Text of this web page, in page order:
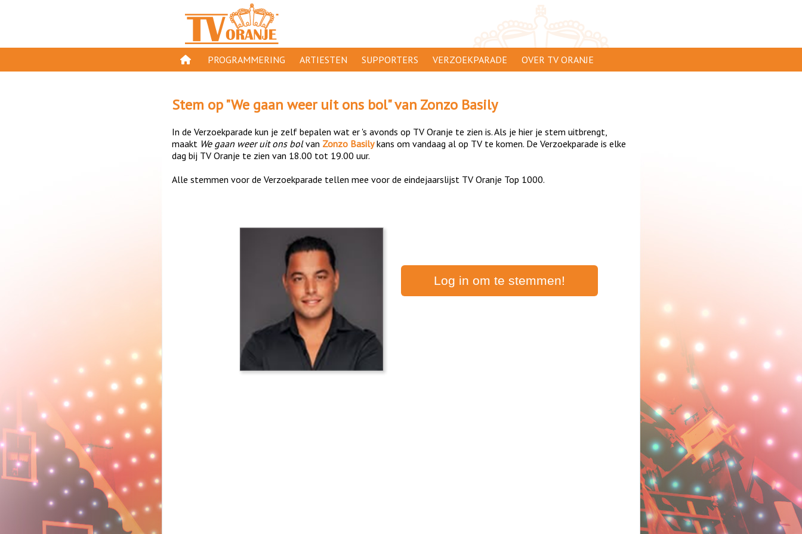
PROGRAMMERING
GESPEELD OP TV ORANJE
ORANJE KROON
TV ORANJE TOP 1000
11 VAN ORANJE
ARTIESTEN SUPPORTERS
AANMELDEN
VERZOEKPARADE OVER TV ORANJE
ADVERTEREN
PRIVACY
Stem op "We gaan weer uit ons bol" van Zonzo Basily
In de Verzoekparade kun je zelf bepalen wat er 's avonds op TV Oranje te zien is. Als je hier je stem uitbrengt,
maakt We gaan weer uit ons bolvan Zonzo Basilykans om vandaag al op TV te komen. De Verzoekparade is elke
dag bij TV Oranje te zien van 18.00 tot 19.00 uur.
Alle stemmen voor de Verzoekparade tellen mee voor de eindejaarslijst TV Oranje Top 1000.
Log in om te stemmen!